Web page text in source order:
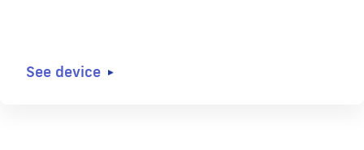
See device